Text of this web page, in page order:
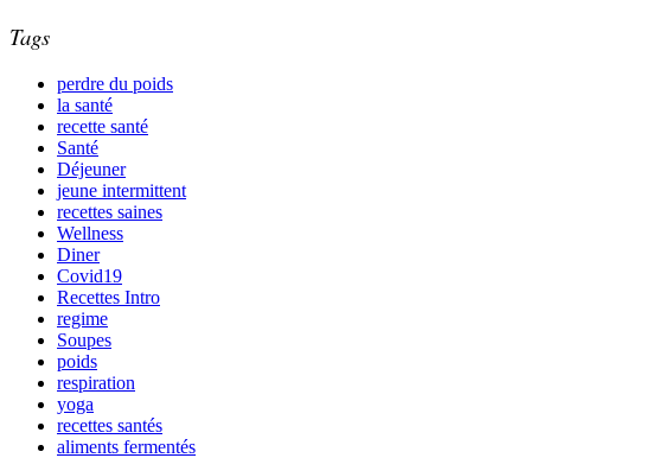
Tags
perdre du poids
la santé
recette santé
Santé
Déjeuner
jeune intermittent
recettes saines
Wellness
Diner
Covid19
Recettes Intro
regime
Soupes
poids
respiration
yoga
recettes santés
aliments fermentés